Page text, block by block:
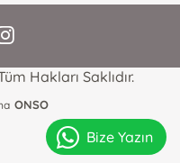
Hakları Saklıdır.
ONSO
Bize Yazın